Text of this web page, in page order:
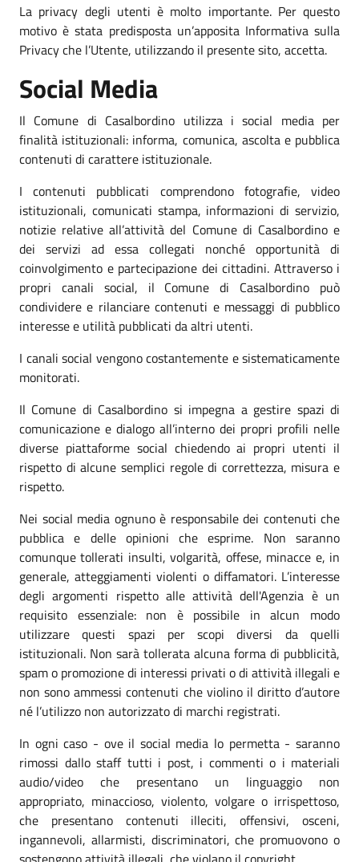
La privacy degli utenti è molto importante. Per questo
motivo è stata predisposta un’apposita Informativa sulla
Privacy che l’Utente, utilizzando il presente sito, accetta.
Social Media
Il Comune di Casalbordino utilizza i social media per
finalità istituzionali: informa, comunica, ascolta e pubblica
contenuti di carattere istituzionale.
I contenuti pubblicati comprendono fotografie, video
istituzionali, comunicati stampa, informazioni di servizio,
notizie relative all’attività del Comune di Casalbordino e
dei servizi ad essa collegati nonché opportunità di
coinvolgimento e partecipazione dei cittadini. Attraverso i
propri canali social, il Comune di Casalbordino può
condividere e rilanciare contenuti e messaggi di pubblico
interesse e utilità pubblicati da altri utenti.
I canali social vengono costantemente e sistematicamente
monitorati.
Il Comune di Casalbordino si impegna a gestire spazi di
comunicazione e dialogo all’interno dei propri profili nelle
diverse piattaforme social chiedendo ai propri utenti il
rispetto di alcune semplici regole di correttezza, misura e
rispetto.
Nei social media ognuno è responsabile dei contenuti che
pubblica e delle opinioni che esprime. Non saranno
comunque tollerati insulti, volgarità, offese, minacce e, in
generale, atteggiamenti violenti o diffamatori. L’interesse
degli argomenti rispetto alle attività dell'Agenzia è un
requisito essenziale: non è possibile in alcun modo
utilizzare questi spazi per scopi diversi da quelli
istituzionali. Non sarà tollerata alcuna forma di pubblicità,
spam o promozione di interessi privati o di attività illegali e
non sono ammessi contenuti che violino il diritto d’autore
né l’utilizzo non autorizzato di marchi registrati.
In ogni caso - ove il social media lo permetta - saranno
rimossi dallo staff tutti i post, i commenti o i materiali
audio/video che presentano un linguaggio non
appropriato, minaccioso, violento, volgare o irrispettoso,
che presentano contenuti illeciti, offensivi, osceni,
ingannevoli, allarmisti, discriminatori, che promuovono o